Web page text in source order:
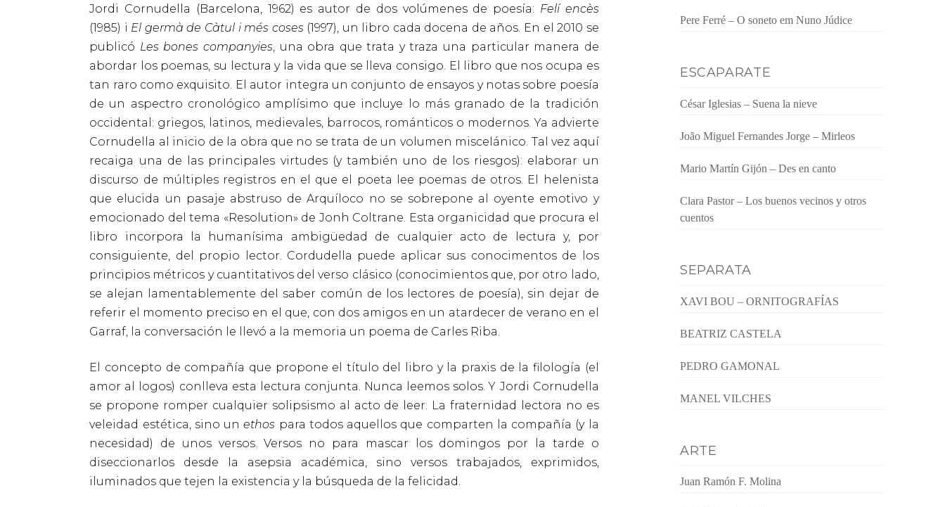
Jordi Cornudella (Barcelona, 1962) es autor de dos volúmenes de poesía: Felí encès
(1985) i El germà de Càtul i més coses (1997), un libro cada docena de años. En el 2010 se
publicó Les bones companyies, una obra que trata y traza una particular manera de
abordar los poemas, su lectura y la vida que se lleva consigo. El libro que nos ocupa es
tan raro como exquisito. El autor integra un conjunto de ensayos y notas sobre poesía
de un aspectro cronológico amplísimo que incluye lo más granado de la tradición
occidental: griegos, latinos, medievales, barrocos, románticos o modernos. Ya advierte
Cornudella al inicio de la obra que no se trata de un volumen miscelánico. Tal vez aquí
recaiga una de las principales virtudes (y también uno de los riesgos): elaborar un
discurso de múltiples registros en el que el poeta lee poemas de otros. El helenista
que elucida un pasaje abstruso de Arquíloco no se sobrepone al oyente emotivo y
emocionado del tema «Resolution» de Jonh Coltrane. Esta organicidad que procura el
libro incorpora la humanísima ambigüedad de cualquier acto de lectura y, por
consiguiente, del propio lector. Cordudella puede aplicar sus conocimentos de los
principios métricos y cuantitativos del verso clásico (conocimientos que, por otro lado,
se alejan lamentablemente del saber común de los lectores de poesía), sin dejar de
referir el momento preciso en el que, con dos amigos en un atardecer de verano en el
Garraf, la conversación le llevó a la memoria un poema de Carles Riba.
El concepto de compañía que propone el título del libro y la praxis de la filología (el
amor al logos) conlleva esta lectura conjunta. Nunca leemos solos. Y Jordi Cornudella
se propone romper cualquier solipsismo al acto de leer. La fraternidad lectora no es
veleidad estética, sino unethos para todos aquellos que comparten la compañía (y la
necesidad) de unos versos. Versos no para mascar los domingos por la tarde o
diseccionarlos desde la asepsia académica, sino versos trabajados, exprimidos,
iluminados que tejen la existencia y la búsqueda de la felicidad.
Pere Ferré – O soneto em Nuno Júdice
ESCAPARATE
César Iglesias – Suena la nieve
João Miguel Fernandes Jorge – Mirleos
Mario Martín Gijón – Des en canto
Clara Pastor – Los buenos vecinos y otros
cuentos
SEPARATA
XAVI BOU – ORNITOGRAFÍAS
BEATRIZ CASTELA
PEDRO GAMONAL
MANEL VILCHES
ARTE
Juan Ramón F. Molina